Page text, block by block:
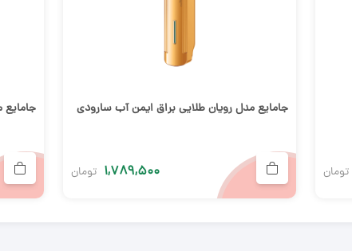
تومان
جامایع مدل رویان طلایی براق ایمن آب سارودی
۱,۷۸۹,۵۰۰ تومان